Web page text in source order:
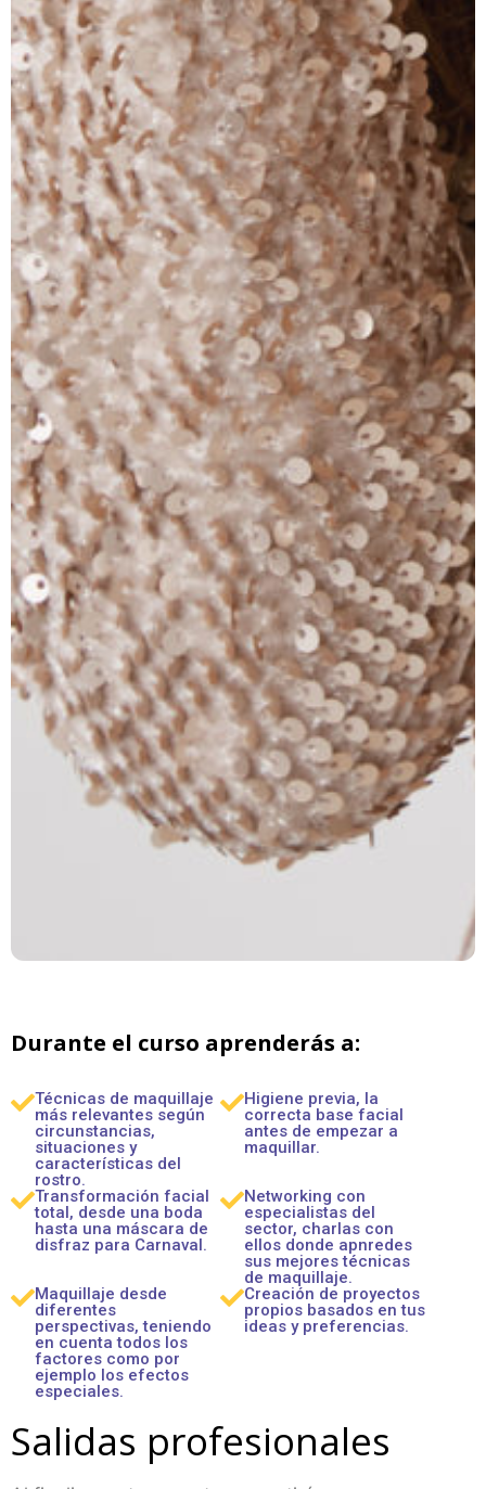
Durante el curso aprenderás a:
Técnicas de maquillaje
más relevantes según
circunstancias,
situaciones y
características del
rostro.
Higiene previa, la
correcta base facial
antes de empezar a
maquillar.
Transformación facial
total, desde una boda
hasta una máscara de
disfraz para Carnaval.
Networking con
especialistas del
sector, charlas con
ellos donde apnredes
sus mejores técnicas
de maquillaje.
Maquillaje desde
diferentes
perspectivas, teniendo
en cuenta todos los
factores como por
ejemplo los efectos
especiales.
Creación de proyectos
propiosbasados en tus
ideas y preferencias.
Salidas profesionales